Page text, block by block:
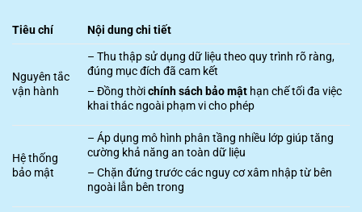
Tiêu chí Nội dung chi tiết
Nguyên tắc
vận hành
– Thu thập sử dụng dữ liệu theo quy trình rõ ràng,
đúng mục đích đã cam kết
– Đồng thờichính sách bảo mật hạn chế tối đa việc
khai thác ngoài phạm vi cho phép
Hệ thống
bảo mật
– Áp dụng mô hình phân tầng nhiều lớp giúp tăng
cường khả năng an toàn dữ liệu
– Chặn đứng trước các nguy cơ xâm nhập từ bên
ngoài lẫn bên trong